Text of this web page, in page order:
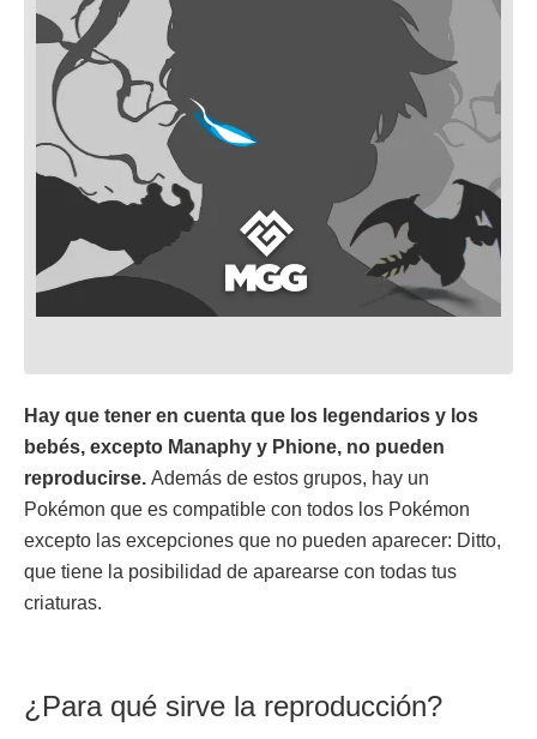
Hay que tener en cuenta que los legendarios y los
bebés, excepto Manaphy y Phione, no pueden
reproducirse. Además de estos grupos, hay un
Pokémon que es compatible con todos los Pokémon
excepto las excepciones que no pueden aparecer: Ditto,
que tiene la posibilidad de aparearse con todas tus
criaturas.
¿Para qué sirve la reproducción?